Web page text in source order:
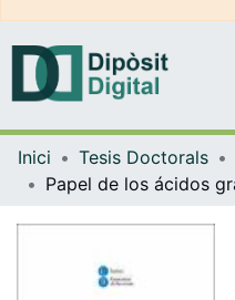
Inici Tesis Doctorals